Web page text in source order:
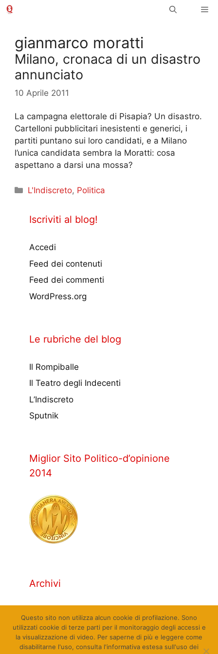
Vai
gianmarco moratti
Milano, cronaca di un disastro
annunciato
10 Aprile 2011
La campagna elettorale di Pisapia? Un disastro.
Cartelloni pubblicitari inesistenti e generici, i
partiti puntano sui loro candidati, e a Milano
l’unica candidata sembra la Moratti: cosa
aspettano a darsi una mossa?
Categorie
L'Indiscreto, Politica
Iscriviti al blog!
Accedi
Feed dei contenuti
Feed dei commenti
WordPress.org
Le rubriche del blog
Il Rompiballe
Il Teatro degli Indecenti
L’Indiscreto
Sputnik
Miglior Sito Politico-d’opinione
2014
Archivi
Questo sito non utilizza alcun cookie di profilazione. Sono
utilizzati cookie di terze parti per il monitoraggio degli accessi e
la visualizzazione di video. Per saperne di più e leggere come
disabilitarne l'uso, consulta l'informativa estesa sull'uso dei